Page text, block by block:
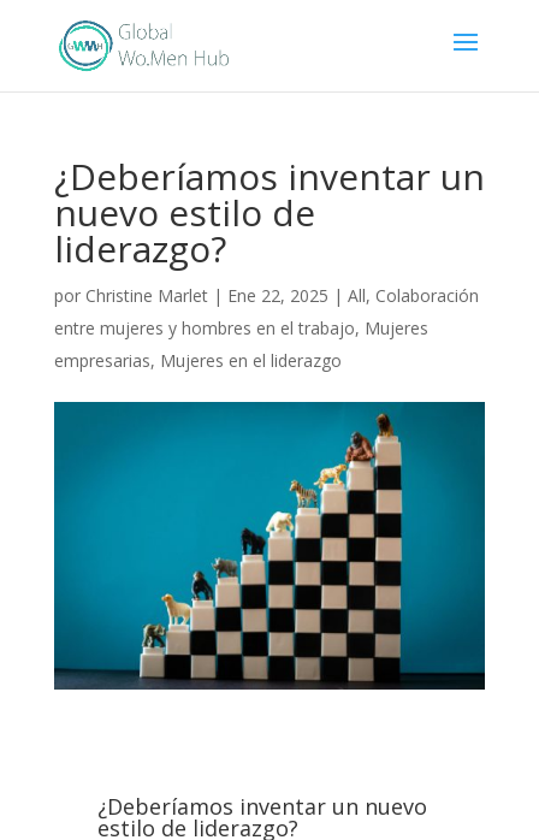
¿Deberíamos inventar un
nuevo estilo de
liderazgo?
por Christine Marlet| Ene 22, 2025 | All, Colaboración
entre mujeres y hombres en el trabajo, Mujeres
empresarias, Mujeres en el liderazgo
¿Deberíamos inventar un nuevo
estilo de liderazgo?